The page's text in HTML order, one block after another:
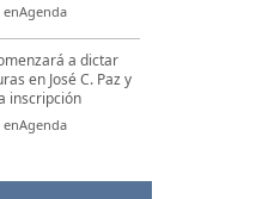
enAgenda
a dictar
en José C. Paz y
inscripción
enAgenda